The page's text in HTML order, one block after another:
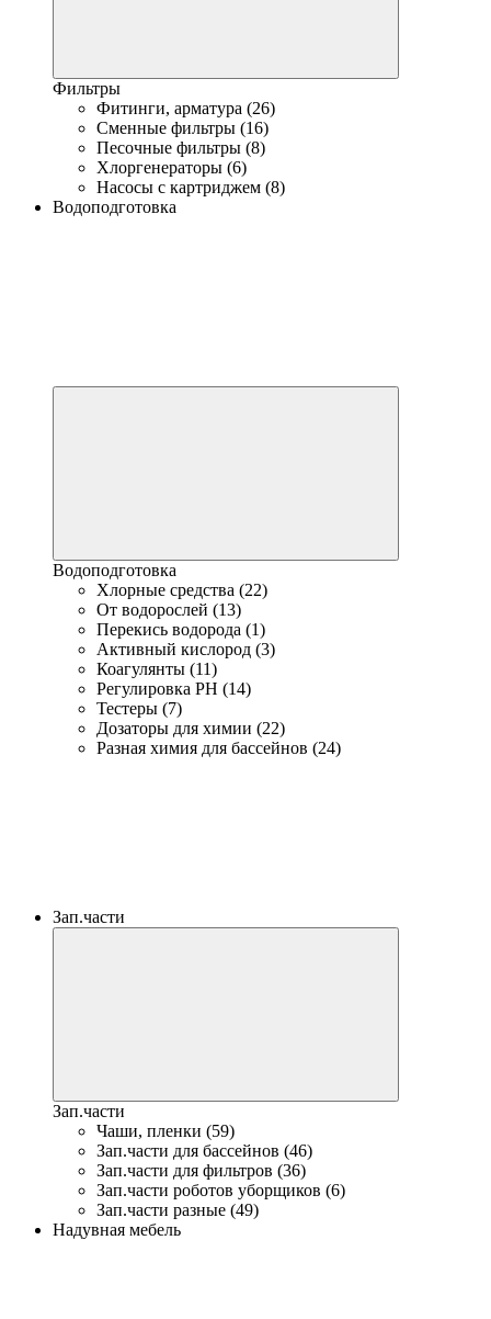
Фильтры
Фитинги, арматура (26)
Сменные фильтры (16)
Песочные фильтры (8)
Хлоргенераторы (6)
Насосы с картриджем (8)
Водоподготовка
Водоподготовка
Хлорные средства (22)
От водорослей (13)
Перекись водорода (1)
Активный кислород (3)
Коагулянты (11)
Регулировка PH (14)
Тестеры (7)
Дозаторы для химии (22)
Разная химия для бассейнов (24)
Зап.части
Зап.части
Чаши, пленки (59)
Зап.части для бассейнов (46)
Зап.части для фильтров (36)
Зап.части роботов уборщиков (6)
Зап.части разные (49)
Надувная мебель